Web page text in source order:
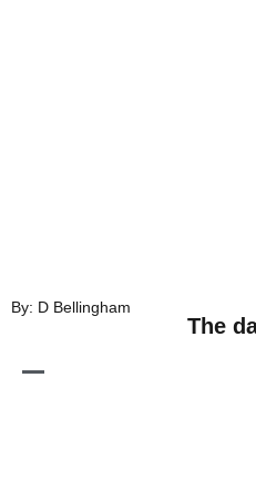
By: D Bellingham